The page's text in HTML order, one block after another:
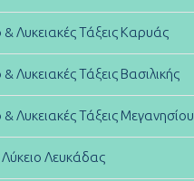
& Λυκειακές Τάξεις Καρυάς
Λυκειακές Τάξεις Βασιλικής
& Λυκειακές Τάξεις Μεγανησίου
Λύκειο Λευκάδας